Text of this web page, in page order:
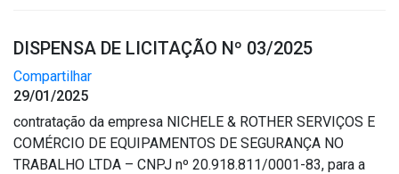
DISPENSA DE LICITAÇÃO Nº 03/2025
Compartilhar
29/01/2025
contratação da empresa NICHELE & ROTHER SERVIÇOS E
COMÉRCIO DE EQUIPAMENTOS DE SEGURANÇA NO
TRABALHO LTDA – CNPJ nº 20.918.811/0001-83, para a